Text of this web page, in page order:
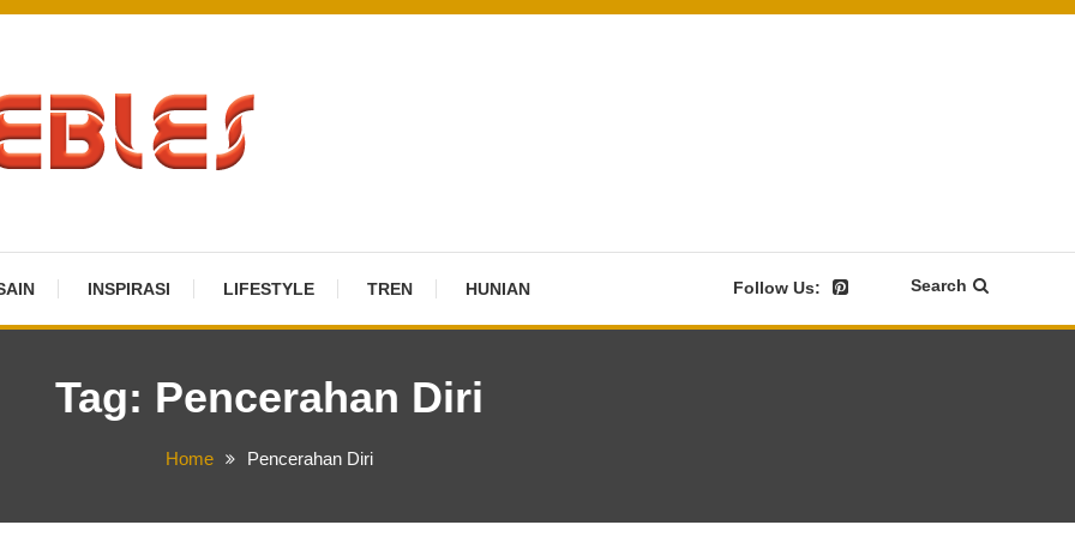
INSPIRASI LIFESTYLE TREN HUNIAN Follow Us: Search
Tag: Pencerahan Diri
Home Pencerahan Diri